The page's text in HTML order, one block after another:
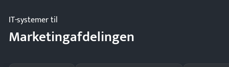
IT-systemer til
Marketingafdelingen